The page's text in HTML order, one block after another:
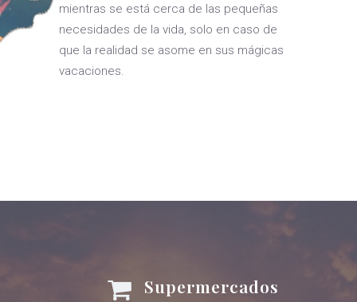
mientras se está cerca de las pequeñas
necesidades de la vida, solo en caso de
que la realidad se asome en sus mágicas
vacaciones.
Supermercados